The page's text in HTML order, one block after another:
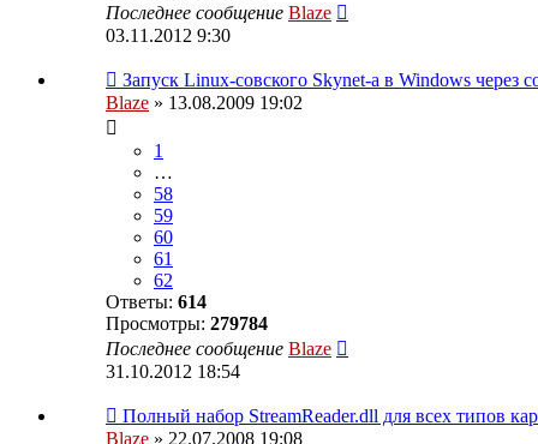
Последнее сообщение Blaze
03.11.2012 9:30
Запуск Linux-совского Skynet-a в Windows через
Blaze » 13.08.2009 19:02
1
…
58
59
60
61
62
Ответы: 614
Просмотры: 279784
Последнее сообщение Blaze
31.10.2012 18:54
Полный набор StreamReader.dll для всех типов
Blaze » 22.07.2008 19:08